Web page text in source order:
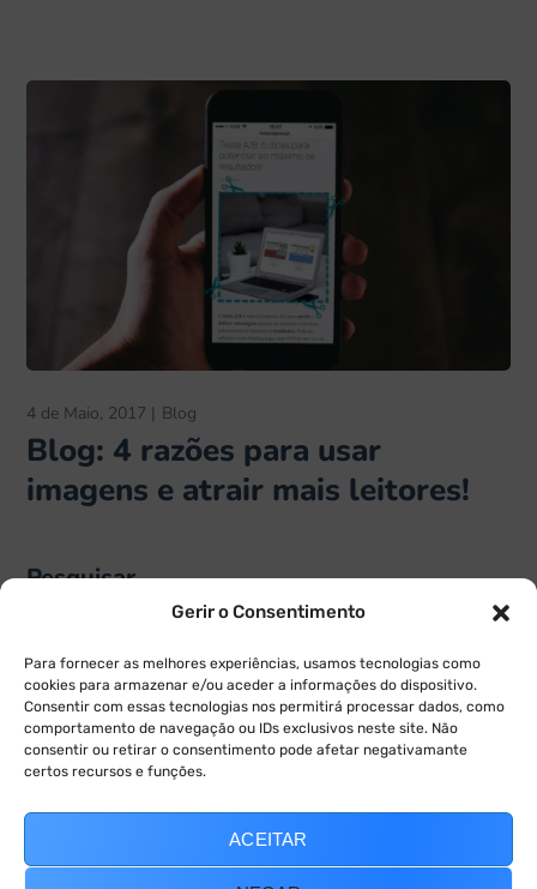
Gerir o Consentimento
Para fornecer as melhores experiências, usamos tecnologias como
cookies para armazenar e/ou aceder a informações do dispositivo.
Consentir com essas tecnologias nos permitirá processar dados, como
comportamento de navegação ou IDs exclusivos neste site. Não
consentir ou retirar o consentimento pode afetar negativamante
certos recursos e funções.
ACEITAR
4 de Maio, 2017 Blog
Blog: 4 razões para usar
imagens e atrair mais leitores!
Pesquisar
ANTERIOR SEGUINTE